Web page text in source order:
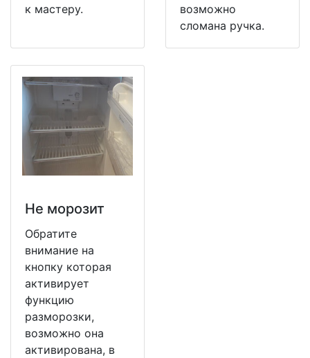
к мастеру.
возможно
сломана ручка.
Не морозит
Обратите
внимание на
кнопку которая
активирует
функцию
разморозки,
возможно она
активирована, в